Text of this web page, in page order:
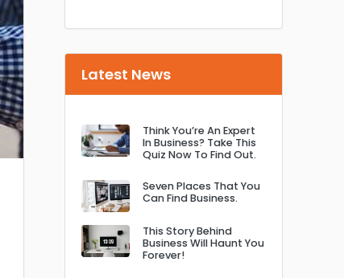
Latest News
Think You’re An Expert
In Business? Take This
Quiz Now To Find Out.
Seven Places That You
Can Find Business.
This Story Behind
Business Will Haunt You
Forever!